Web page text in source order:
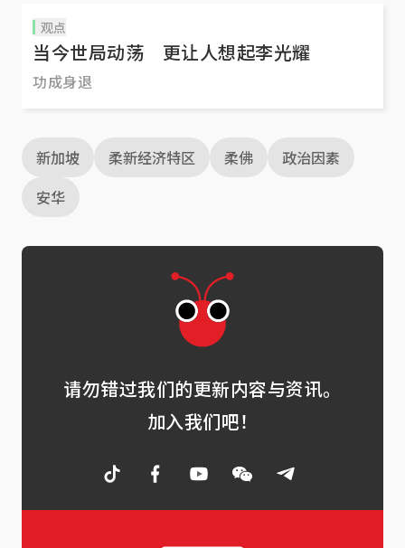
观点
当今世局动荡 更让人想起李光耀
功成身退
新加坡 柔新经济特区 柔佛
政治因素
安华
请勿错过我们的更新内容与资讯。
加入我们吧！